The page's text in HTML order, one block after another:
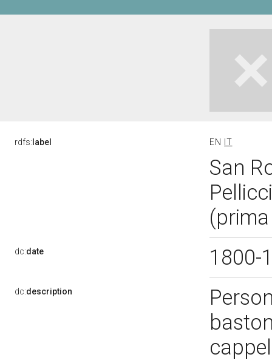
rdfs: label EN IT
San
dc:date 1800-
dc:description